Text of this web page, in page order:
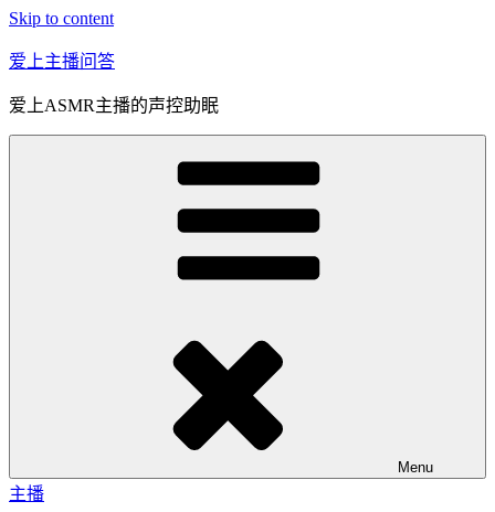
Skip to content
爱上主播问答
爱上ASMR主播的声控助眠
Menu
主播